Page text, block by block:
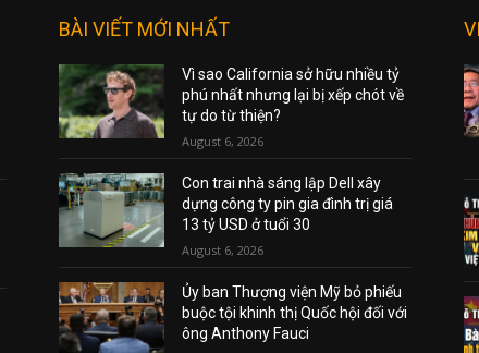
BÀI VIẾT MỚI NHẤT
Vì sao California sở hữu nhiều tỷ
phú nhất nhưng lại bị xếp chót về
tự do từ thiện?
August 6, 2026
Con trai nhà sáng lập Dell xây
dựng công ty pin gia đình trị giá
13 tỷ USD ở tuổi 30
August 6, 2026
Ủy ban Thượng viện Mỹ bỏ phiếu
buộc tội khinh thị Quốc hội đối với
ông Anthony Fauci